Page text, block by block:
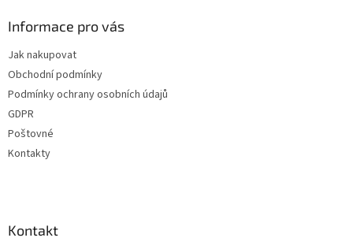
Informace pro vás
Jak nakupovat
Obchodní podmínky
Podmínky ochrany osobních údajů
GDPR
Poštovné
Kontakty
Kontakt